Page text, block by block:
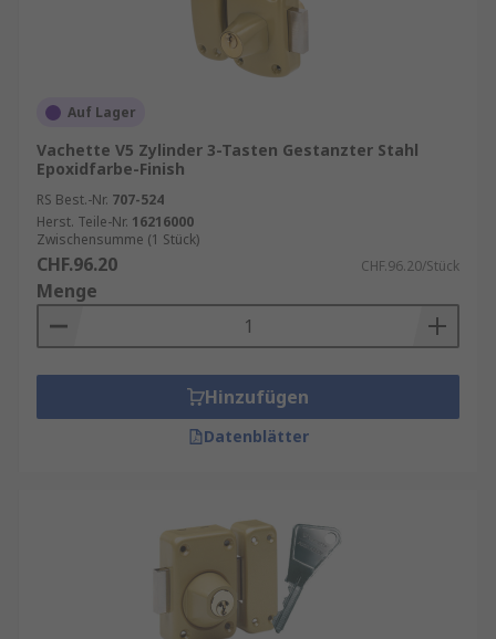
Auf Lager
Vachette V5 Zylinder 3-Tasten Gestanzter Stahl
Epoxidfarbe-Finish
RS Best.-Nr. 707-524
Herst. Teile-Nr. 16216000
Zwischensumme (1 Stück)
CHF.96.20 CHF.96.20/Stück
Menge
Hinzufügen
Datenblätter